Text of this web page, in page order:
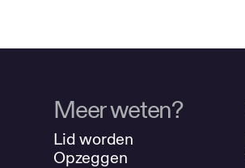
Meer weten?
Lid worden
Opzeggen